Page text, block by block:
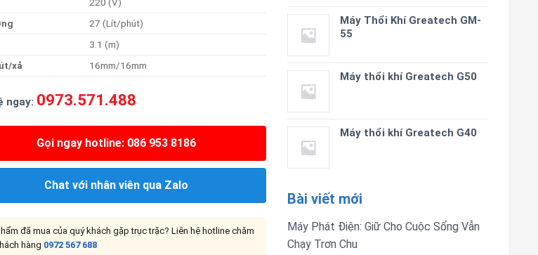
Máy Thổi Khí Greatech GM-
55
Máy thổi khí Greatech G50
Máy thổi khí Greatech G40
Bài viết mới
Máy Phát Điện: Giữ Cho Cuộc Sống Vẫn
Chạy Trơn Chu
27 (Lít/phút)
3.1 (m)
xả 16mm/16mm
ngay: 0973.571.488
Gọi ngay hotline: 086 953 8186
Chat với nhân viên qua Zalo
đã mua của quý khách gặp trục trặc? Liên hệ hotline chăm
hàng 0972 567 688